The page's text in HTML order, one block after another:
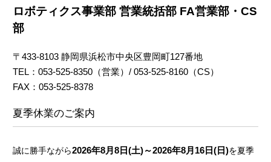
ロボティクス事業部 営業統括部 FA営業部・CS
部
〒433-8103 静岡県浜松市中央区豊岡町127番地
TEL：053-525-8350（営業）/ 053-525-8160（CS）
FAX：053-525-8378
夏季休業のご案内
誠に勝手ながら2026年8月8日(土)～2026年8月16日(日)を夏季